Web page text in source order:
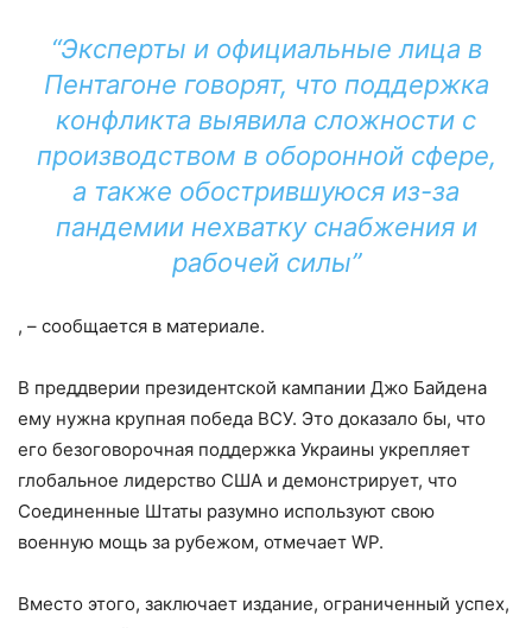
“Эксперты и официальные лица в
Пентагоне говорят, что поддержка
конфликта выявила сложности с
производством в оборонной сфере,
а также обострившуюся из-за
пандемии нехватку снабжения и
рабочей силы”
, – сообщается в материале.
В преддверии президентской кампании Джо Байдена
ему нужна крупная победа ВСУ. Это доказало бы, что
его безоговорочная поддержка Украины укрепляет
глобальное лидерство США и демонстрирует, что
Соединенные Штаты разумно используют свою
военную мощь за рубежом, отмечает WP.
Вместо этого, заключает издание, ограниченный успех,